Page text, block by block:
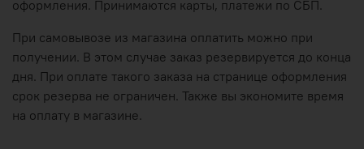
оформления. Принимаются карты, платежи по СБП.
При самовывозе из магазина оплатить можно при
получении. В этом случае заказ резервируется до конца
дня. При оплате такого заказа на странице оформления
срок резерва не ограничен. Также вы экономите время
на оплату в магазине.